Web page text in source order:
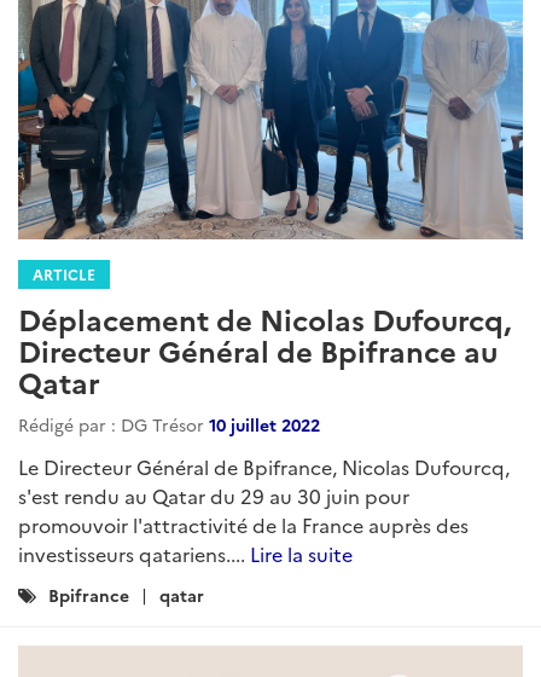
ARTICLE
Déplacement de Nicolas Dufourcq,
Directeur Général de Bpifrance au
Qatar
Rédigé par : DG Trésor 10 juillet 2022
Le Directeur Général de Bpifrance, Nicolas Dufourcq,
s'est rendu au Qatar du 29 au 30 juin pour
promouvoir l'attractivité de la France auprès des
investisseurs qatariens.... Lire la suite
Catégories
Bpifrance qatar